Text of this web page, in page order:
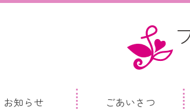
お知らせ ごあいさつ